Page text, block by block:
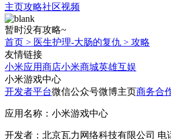
主页攻略社区视频
暂时没有攻略~
首页 > 医生护理-大肠的复仇 > 攻略
友情链接
小米应用商店小米商城英雄互娱
小米游戏中心
开发者平台微信公众号微博主页商务合
应用名称：小米游戏中心
开发者：北京瓦力网络科技有限公司 电